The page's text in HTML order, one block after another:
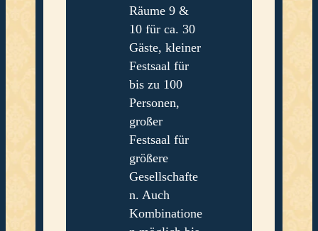
Räume 9 &
10 für ca. 30
Gäste, kleiner
Festsaal für
bis zu 100
Personen,
großer
Festsaal für
größere
Gesellschafte
n. Auch
Kombinatione